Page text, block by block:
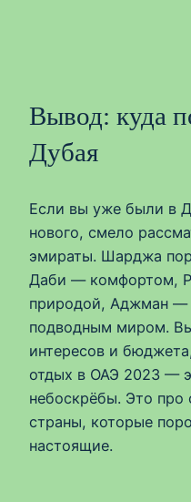
Вывод: куда
Дубая
Если вы уже были в
нового, смело
эмираты. Шарджа
Даби — комфортом,
природой, Аджман
подводным миром.
интересов и
отдых в ОАЭ 2023 —
небоскрёбы. Это про
страны, которые
настоящие.